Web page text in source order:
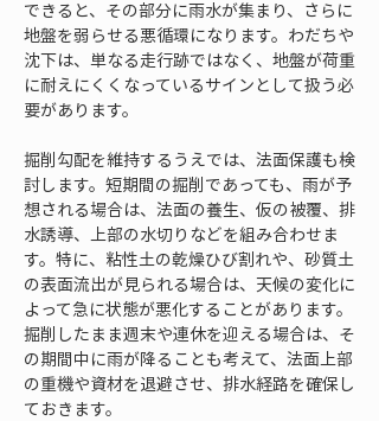
できると、その部分に雨水が集まり、さらに
地盤を弱らせる悪循環になります。わだちや
沈下は、単なる走行跡ではなく、地盤が荷重
に耐えにくくなっているサインとして扱う必
要があります。
掘削勾配を維持するうえでは、法面保護も検
討します。短期間の掘削であっても、雨が予
想される場合は、法面の養生、仮の被覆、排
水誘導、上部の水切りなどを組み合わせま
す。特に、粘性土の乾燥ひび割れや、砂質土
の表面流出が見られる場合は、天候の変化に
よって急に状態が悪化することがあります。
掘削したまま週末や連休を迎える場合は、そ
の期間中に雨が降ることも考えて、法面上部
の重機や資材を退避させ、排水経路を確保し
ておきます。